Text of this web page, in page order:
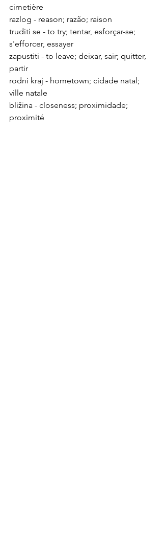
cimetière
razlog - reason; razão; raison
truditi se - to try; tentar, esforçar-se;
s'efforcer, essayer
zapustiti - to leave; deixar, sair; quitter,
partir
rodni kraj - hometown; cidade natal;
ville natale
bližina - closeness; proximidade;
proximité